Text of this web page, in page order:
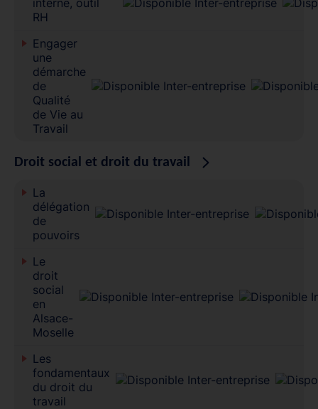
RH
Engager
une
démarche
de
Qualité
de Vie au
Travail
Droit social et droit du travail
La
délégation
de
pouvoirs
Le
droit
social
en
Alsace-
Moselle
Les
fondamentaux
du droit du
travail